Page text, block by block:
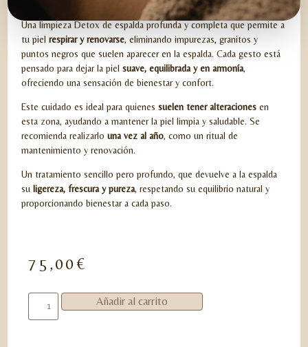
KAO DETOX ESPALDA
Una limpieza Detox de espalda profunda y completa que permite a
tu pielrespirar y renovarse, eliminando impurezas, granitos y
puntos negros que suelen aparecer en la espalda. Cada gesto está
pensado para dejar la pielsuave, equilibrada y en armonía,
ofreciendo una sensación de bienestar y confort.
Este cuidado es ideal para quienessuelen tener alteraciones en
esta zona, ayudando a mantener la piel limpia y saludable. Se
recomienda realizarlouna vez al año, como un ritual de
mantenimiento y renovación.
Un tratamiento sencillo pero profundo, que devuelve a la espalda
suligereza, frescura y pureza, respetando su equilibrio natural y
proporcionando bienestar a cada paso.
75,00€
Añadir al carrito